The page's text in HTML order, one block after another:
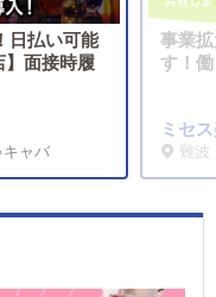
日払い可能
】面接時履
キャバ
事業
す！
ミセ
難波